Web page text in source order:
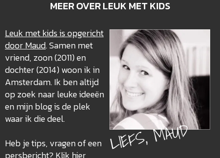
MEER OVER LEUK MET KIDS
LIEFS, MAUD
Leuk met kids is opgericht
door Maud. Samen met
vriend, zoon (2011) en
dochter (2014) woon ik in
Amsterdam. Ik ben altijd
op zoek naar leuke ideeën
en mijn blog is de plek
waar ik die deel.
Heb je tips, vragen of een